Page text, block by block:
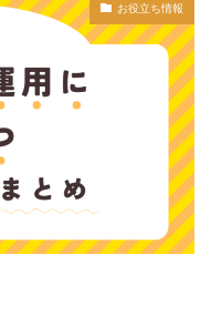
お役立ち情報